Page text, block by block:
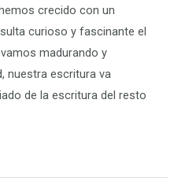
crecido con un
curioso y fascinante el
madurando y
nuestra escritura va
de la escritura del resto